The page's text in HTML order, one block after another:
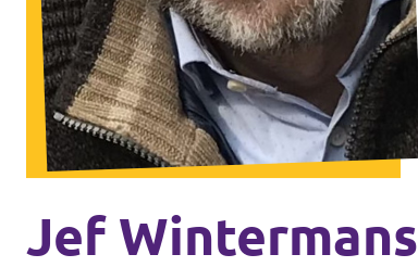
Communities
Delft
Den Haag
Leiden
Agenda
Jef Wintermans